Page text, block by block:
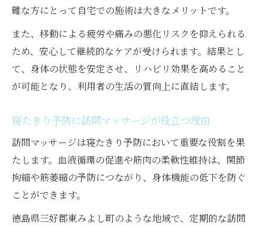
血液循環改善が痛み軽減につながる理由
訪問マッサージの柔軟施術で動作を楽に
生活の負担減に役立つ訪問マッサージ法
訪問マッサージで介護負担の軽減を図る方
法
家族の不安に寄り添う訪問マッサージの強
み
訪問マッサージ活用で介護がもっと楽にな
る
難な方にとって自宅での施術は大きなメリットです。
また、移動による疲労や痛みの悪化リスクを抑えられる
ため、安心して継続的なケアが受けられます。結果とし
て、身体の状態を安定させ、リハビリ効果を高めること
が可能となり、利用者の生活の質向上に直結します。
寝たきり予防に訪問マッサージが役立つ理由
訪問マッサージは寝たきり予防において重要な役割を果
たします。血液循環の促進や筋肉の柔軟性維持は、関節
拘縮や筋萎縮の予防につながり、身体機能の低下を防ぐ
ことができます。
徳島県三好郡東みよし町のような地域で、定期的な訪問